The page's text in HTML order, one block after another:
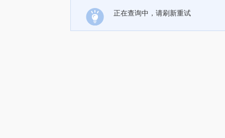
正在查询中，请刷新重试